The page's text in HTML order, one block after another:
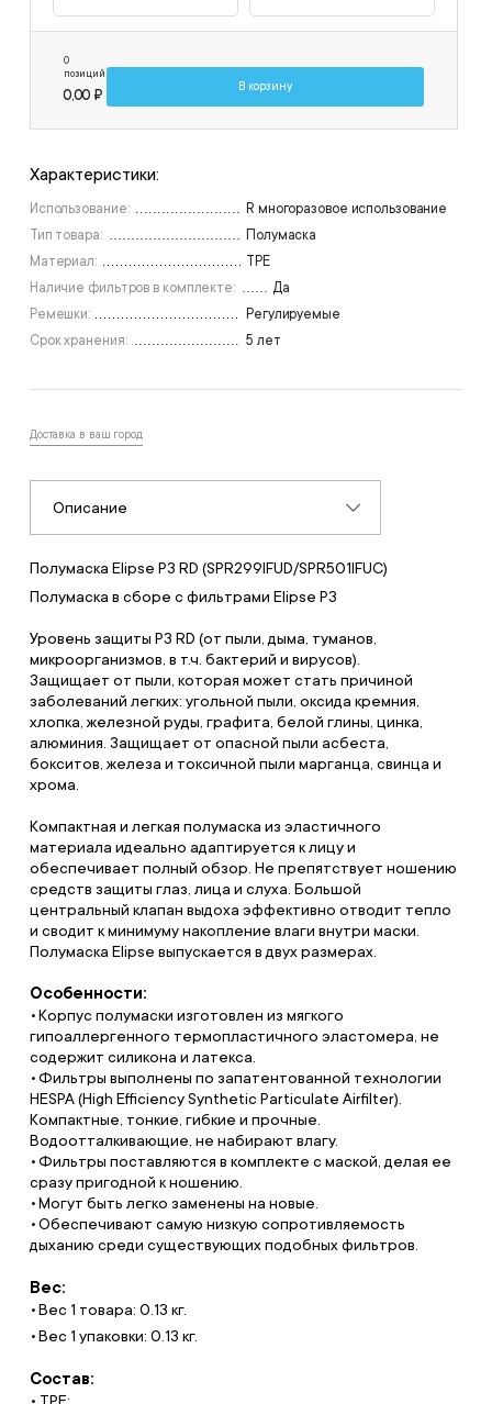
0
позиций
0,00 ₽
В корзину
Характеристики:
Использование:
R многоразовое использование
Тип товара:
Полумаска
Материал:
TPE
Наличие фильтров в комплекте:
Да
Ремешки:
Регулируемые
Срок хранения:
5 лет
Доставка в ваш город
Описание
Полумаска Elipse P3 RD (SPR299IFUD/SPR501IFUC)
Полумаска в сборе с фильтрами Elipse Р3
Уровень защиты P3 RD (от пыли, дыма, туманов,
микроорганизмов, в т.ч. бактерий и вирусов).
Защищает от пыли, которая может стать причиной
заболеваний легких: угольной пыли, оксида кремния,
хлопка, железной руды, графита, белой глины, цинка,
алюминия. Защищает от опасной пыли асбеста,
бокситов, железа и токсичной пыли марганца, свинца и
хрома.
Компактная и легкая полумаска из эластичного
материала идеально адаптируется к лицу и
обеспечивает полный обзор. Не препятствует ношению
средств защиты глаз, лица и слуха. Большой
центральный клапан выдоха эффективно отводит тепло
и сводит к минимуму накопление влаги внутри маски.
Полумаска Elipse выпускается в двух размерах.
Особенности:
Корпус полумаски изготовлен из мягкого
гипоаллергенного термопластичного эластомера, не
содержит силикона и латекса.
Фильтры выполнены по запатентованной технологии
HESPA (High Efficiency Synthetic Particulate Airfilter).
Компактные, тонкие, гибкие и прочные.
Водоотталкивающие, не набирают влагу.
Фильтры поставляются в комплекте с маской, делая ее
сразу пригодной к ношению.
Могут быть легко заменены на новые.
Обеспечивают самую низкую сопротивляемость
дыханию среди существующих подобных фильтров.
Вес:
Вес 1 товара: 0.13 кг.
Вес 1 упаковки: 0.13 кг.
Состав: